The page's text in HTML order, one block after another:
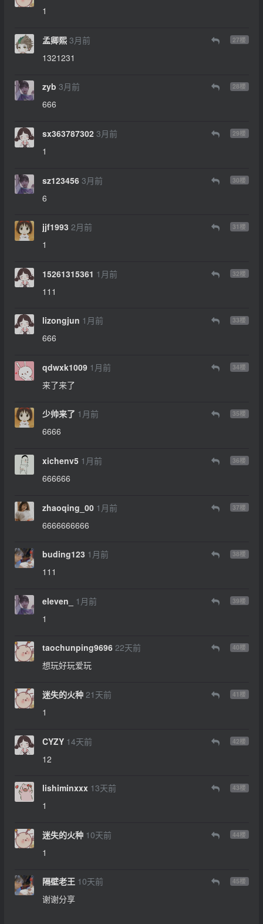
1
孟卿熙 3月前 27楼
1321231
zyb 3月前 28楼
666
sx363787302 3月前 29楼
1
sz123456 3月前 30楼
6
jjf1993 2月前 31 楼
1
15261315361 1月前 32楼
111
lizongjun 1月前 33楼
666
qdwxk1009 1月前 34楼
来了来了
少帅来了 1月前 35楼
6666
xichenv5 1月前 36楼
666666
zhaoqing_00 1月前 37楼
6666666666
buding123 1月前 38楼
111
eleven_ 1月前 39楼
1
taochunping9696 22天前 40楼
想玩好玩爱玩
迷失的火种 21天前 41 楼
1
CYZY 14天前 42楼
12
lishiminxxx 13天前 43楼
1
迷失的火种 10天前 44楼
1
隔壁老王 10天前 45楼
谢谢分享